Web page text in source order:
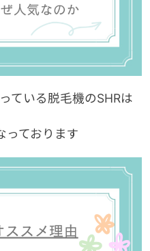
ている脱毛機のSHRは
っております